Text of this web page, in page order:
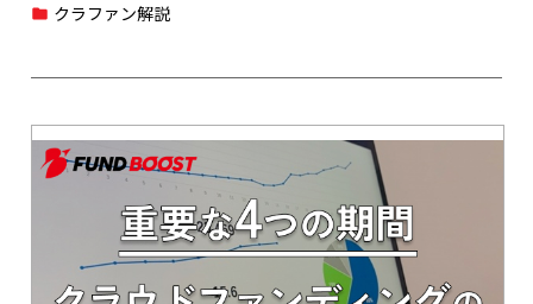
クラファン解説